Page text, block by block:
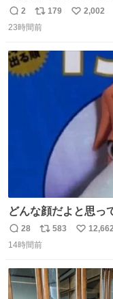
う魔力あるのよな
返
信
2
リ
ポ
ト
数
179
い
2,002
23時間前
どんな顔だよと思っ
返
信
28
リ
ポ
ト
数
583
い
数
12,662
14時間前